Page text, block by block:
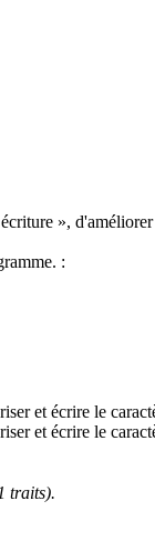
»,
:
traits).